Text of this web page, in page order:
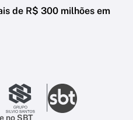
de R$ 300 milhões em
no SBT